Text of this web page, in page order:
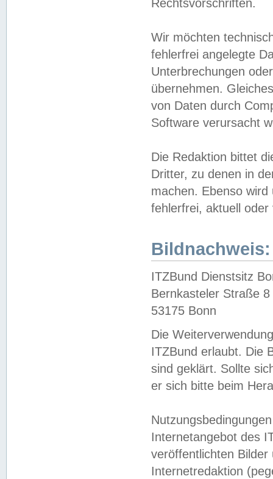
Rechtsvorschriften.
Wir möchten
fehlerfrei angelegte
Unterbrechungen
übernehmen.
von Daten durch
Software verursacht
Die Redaktion bittet
Dritter, zu denen in
machen. Ebenso
fehlerfrei, aktuell oder
Bildnachweis:
ITZBund Dienstsitz
Bernkasteler Straße 8
53175 Bonn
Die
ITZBund erlaubt. Die
sind geklärt. Sollte
er sich bitte beim
Internetangebot des
veröffentlichten
Internetredaktion